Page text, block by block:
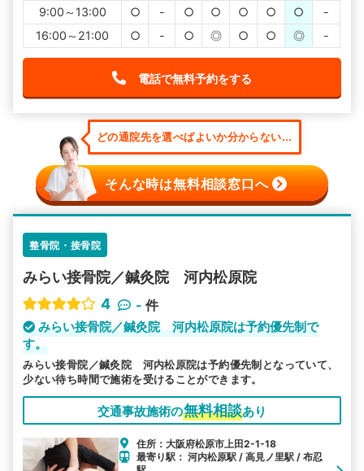
9:00～13:00
○ - ○ ○ ○ ○ ○
-
16:00～21:00
○ - ○ ◎ ○ ○ ◎ -
電話で無料予約をする
どの通院先を選べばよいか分からない...
そんな時は無料相談窓口へ
整骨院・接骨院
みらい接骨院／鍼灸院 河内松原院
4
- 件
みらい接骨院／鍼灸院 河内松原院は予約優先制で
す。
みらい接骨院／鍼灸院 河内松原院は予約優先制となっていて、
少ない待ち時間で施術を受けることができます。
交通事故施術の無料相談あり
住所：大阪府松原市上田2-1-18
最寄り駅： 河内松原駅 / 高見ノ里駅 / 布忍